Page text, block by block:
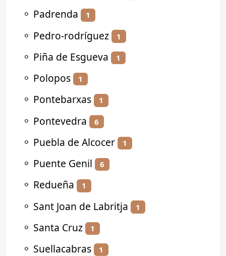
⚬ Padrenda 1
⚬ Pedro-rodríguez 1
⚬ Piña de Esgueva 1
⚬ Polopos 1
⚬ Pontebarxas 1
⚬ Pontevedra 6
⚬ Puebla de Alcocer 1
⚬ Puente Genil 6
⚬ Redueña 1
⚬ Sant Joan de Labritja 1
⚬ Santa Cruz 1
⚬ Suellacabras 1